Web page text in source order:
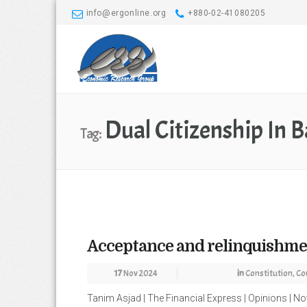
info@ergonline.org +880-02-41080205
Tag:Dual Citizenship In
Acceptance and
17Nov 2024 inConstitution,
Tanim Asjad | The Financial Express | Opinions |